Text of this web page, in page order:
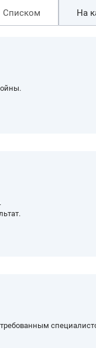
Списком На